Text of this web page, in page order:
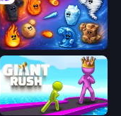
Elemental Merge
Giant Rush!